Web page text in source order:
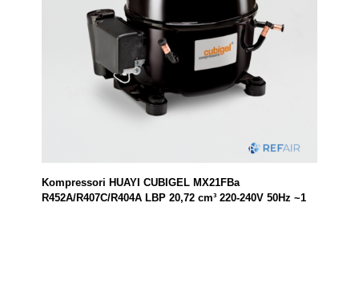
Kompressori HUAYI CUBIGEL MX21FBa
R452A/R407C/R404A LBP 20,72 cm³ 220-240V 50Hz ~1